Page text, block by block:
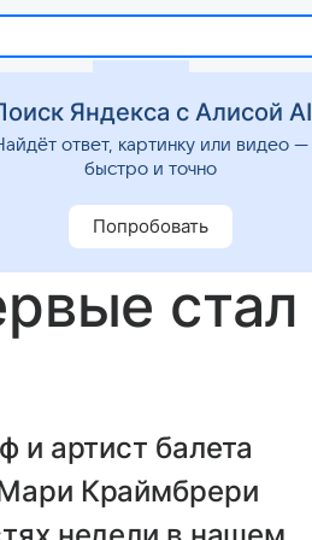
Гороскопы Стиль жизни
стал
и артист балета
Краймбрери
Яндекса с Алисой AI
ответ, картинку или видео —
быстро и точно
Попробовать